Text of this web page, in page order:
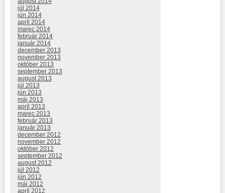
júl 2014
jún 2014
apríl 2014
marec 2014
február 2014
január 2014
december 2013
november 2013
október 2013
september 2013
august 2013
júl 2013
jún 2013
máj 2013
apríl 2013
marec 2013
február 2013
január 2013
december 2012
november 2012
október 2012
september 2012
august 2012
júl 2012
jún 2012
máj 2012
apríl 2012